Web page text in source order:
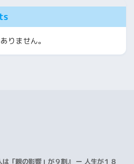
りません。
は「親の影響」が９割』 ー 人生が１８